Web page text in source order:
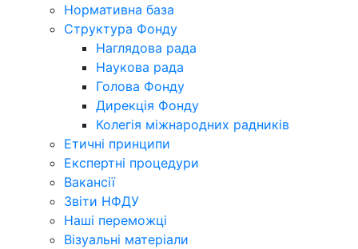
Нормативна база
Структура Фонду
Наглядова рада
Наукова рада
Голова Фонду
Дирекція Фонду
Колегія міжнародних радників
Етичні принципи
Експертні процедури
Вакансії
Звіти НФДУ
Наші переможці
Візуальні матеріали